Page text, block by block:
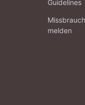
Guidelines
Missbrauch
melden